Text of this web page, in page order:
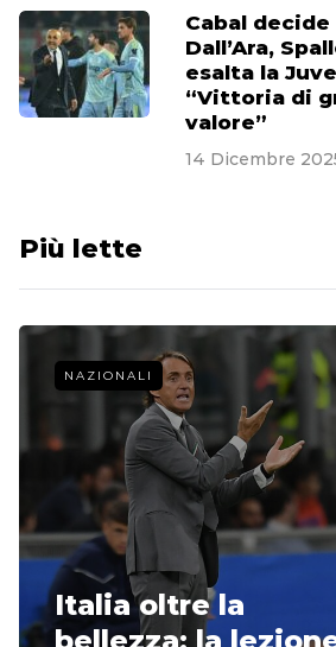
Cabal decide
Dall’Ara,
esalta la
“Vittoria di
valore”
14 Dicembre
Più lette
NAZIONALI
Italia oltre la